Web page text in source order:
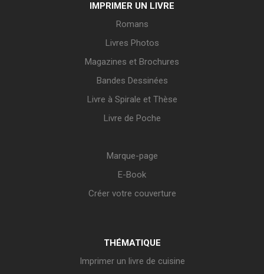
IMPRIMER UN LIVRE
Romans
Livres Photos
Magazines et Brochures
Bandes Dessinées
Livre à Spirale et Thèse
Livre de Poche
Marque-page
E-Book
Créer votre couverture
THÉMATIQUE
Imprimer un livre de cuisine